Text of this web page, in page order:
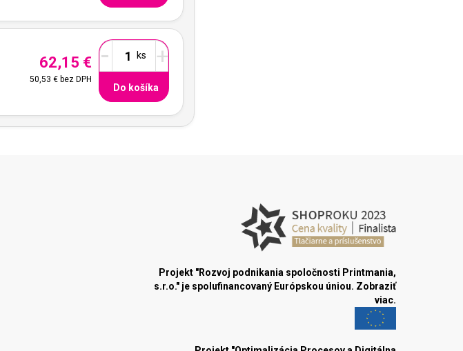
62,15 €
50,53 €bez DPH
- +
Do košíka
Projekt "Rozvoj podnikania spoločnosti Printmania,
s.r.o." je spolufinancovaný Európskou úniou. Zobraziť
viac.